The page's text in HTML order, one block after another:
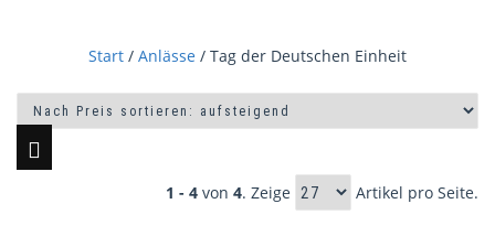
Start / Anlässe / Tag der Deutschen Einheit
1 - 4 von 4. Zeige Artikel pro Seite.